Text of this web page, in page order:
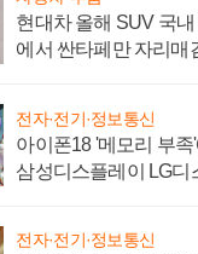
현대차 올해 SUV 국
에서 싼타페만 자리매
전자·전기·정보통신
아이폰18 '메모리 부
삼성디스플레이 LG디
전자·전기·정보통신